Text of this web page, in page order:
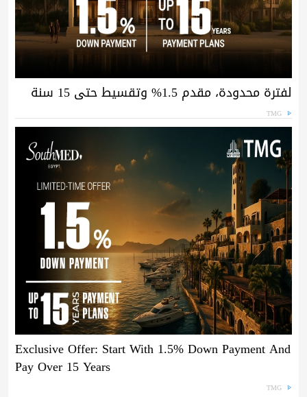
لفترة محدودة، مقدم 1.5% وتقسيط حتى 15 سنة
TMG
Exclusive Offer: Start With 1.5% Down Payment And
Pay Over 15 Years
TMG